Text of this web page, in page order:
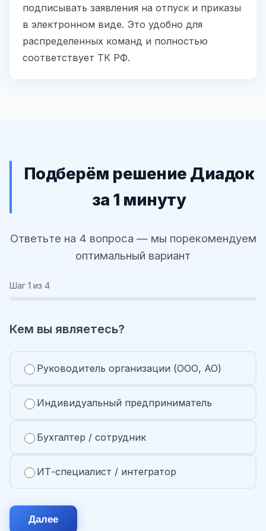
подписывать заявления на отпуск и приказы
в электронном виде. Это удобно для
распределенных команд и полностью
соответствует ТК РФ.
Подберём решение Диадок
за 1 минуту
Ответьте на 4 вопроса — мы порекомендуем
оптимальный вариант
Шаг 1 из 4
Кем вы являетесь?
Руководитель организации (ООО, АО)
Индивидуальный предприниматель
Бухгалтер / сотрудник
ИТ-специалист / интегратор
Далее